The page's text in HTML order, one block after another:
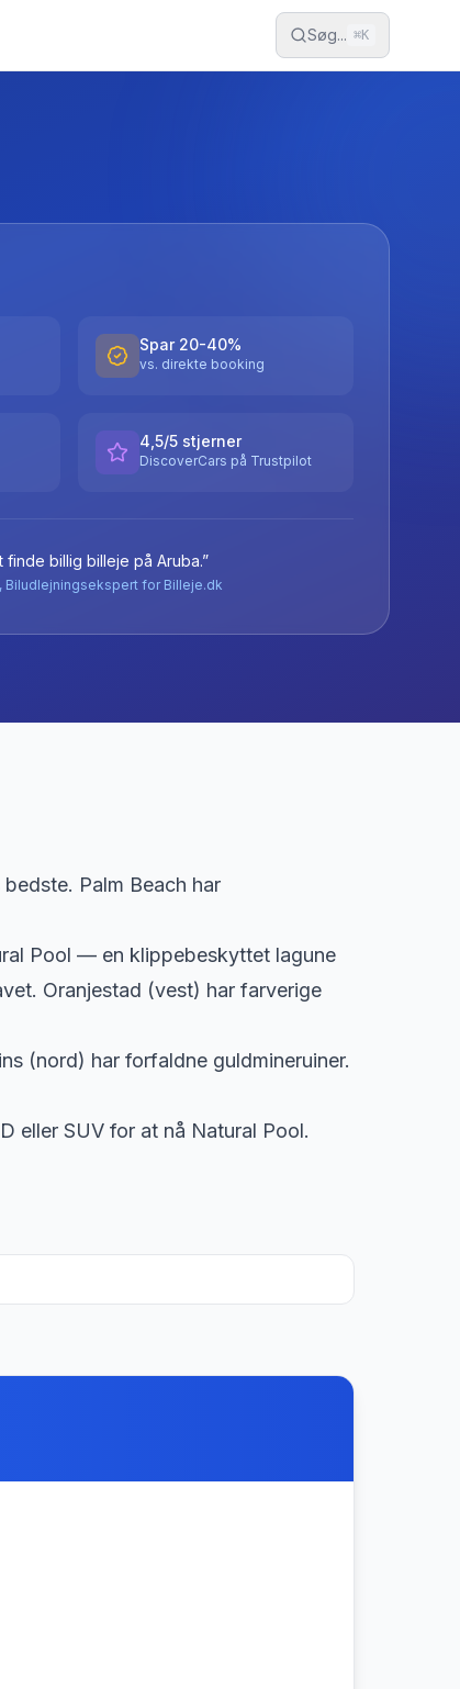
Søg... ⌘K
Spar 20-40%
vs. direkte booking
4,5/5 stjerner
DiscoverCars på Trustpilot
finde billig billeje på Aruba.”
Biludlejningsekspert for Billeje.dk
Palm Beach har
Pool — en klippebeskyttet lagune
Oranjestad (vest) har farverige
(nord) har forfaldne guldmineruiner.
eller SUV for at nå Natural Pool.